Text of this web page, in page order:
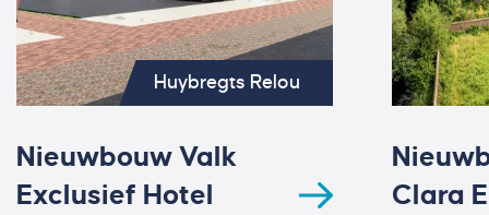
Huybregts Relou
Nieuwbouw Valk
Exclusief Hotel
Clara